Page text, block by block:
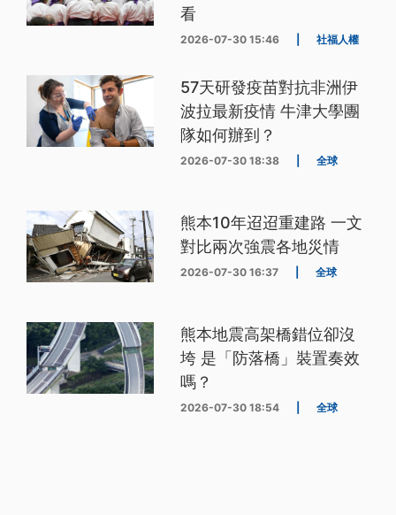
看
2026-07-30 15:46 社福人權
57天研發疫苗對抗非洲伊
波拉最新疫情 牛津大學團
隊如何辦到？
2026-07-30 18:38 全球
熊本10年迢迢重建路 一文
對比兩次強震各地災情
2026-07-30 16:37 全球
熊本地震高架橋錯位卻沒
垮 是「防落橋」裝置奏效
嗎？
2026-07-30 18:54 全球